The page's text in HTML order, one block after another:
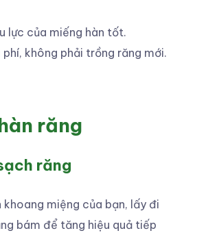
lực của miếng hàn tốt.
không phải trồng răng mới.
răng
răng
khoang miệng của bạn, lấy đi
bám để tăng hiệu quả tiếp